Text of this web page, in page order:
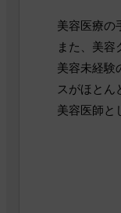
美容医療の
また、美
美容未経験
スがほとん
美容医師と